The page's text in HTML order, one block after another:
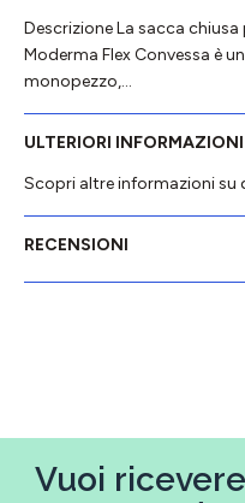
Descrizione La sacca
Moderma Flex Convessa è
monopezzo,…
ULTERIORI INFORMAZIONI
Scopri altre informazioni
RECENSIONI
Vuoi